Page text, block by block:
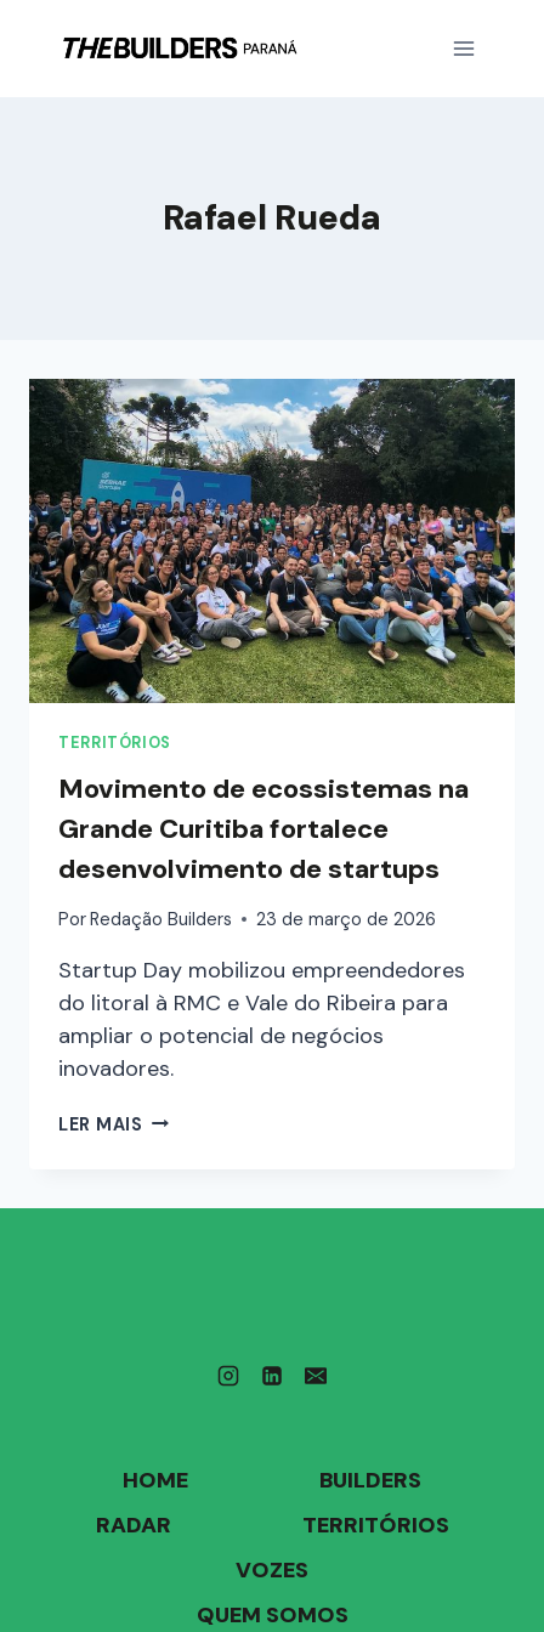
Rafael Rueda
TERRITÓRIOS
Movimento de ecossistemas na
Grande Curitiba fortalece
desenvolvimento de startups
PorRedação Builders 23 de março de 2026
Startup Day mobilizou empreendedores
do litoral à RMC e Vale do Ribeira para
ampliar o potencial de negócios
inovadores.
LER MAIS
HOME
BUILDERS
RADAR
TERRITÓRIOS
VOZES
QUEM SOMOS